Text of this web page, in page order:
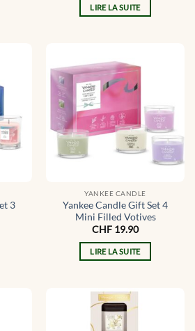
LIRE LA SUITE
3
YANKEE CANDLE
Yankee Candle Gift Set 4
Mini Filled Votives
CHF 19.90
LIRE LA SUITE